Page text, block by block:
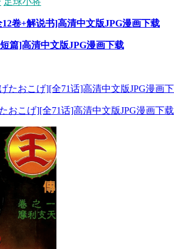
卷+解说书]高清中文版JPG漫画下载
篇]高清中文版JPG漫画下载
おこげ][全71话]高清中文版JPG漫画下载